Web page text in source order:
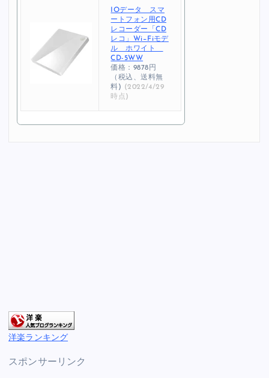
IOデータ スマ
ートフォン用CD
レコーダー「CD
レコ」Wi−Fiモデ
ル ホワイト
CD-5WW
価格：9878円
（税込、送料無
料) (2022/4/29
時点)
洋楽ランキング
スポンサーリンク